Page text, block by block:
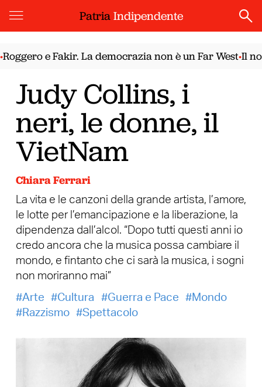
PatriaIndipendente
e Fakir. La democrazia non è un Far West•Il nodo
Judy Collins, i
neri, le donne, il
VietNam
Chiara Ferrari
La vita e le canzoni della grande artista, l’amore,
le lotte per l’emancipazione e la liberazione, la
dipendenza dall’alcol. “Dopo tutti questi anni io
credo ancora che la musica possa cambiare il
mondo, e fintanto che ci sarà la musica, i sogni
non moriranno mai”
Arte
Cultura Guerra e Pace
Mondo
Razzismo
Spettacolo